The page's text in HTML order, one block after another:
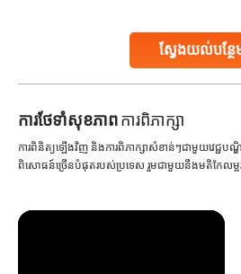
ស្វែងយល់បន្ថែ
Studies, such as one published
ការ​ថែទាំ​សុខភាពការពិភាក្សា
ការពិនិត្យឡើងវិញ និងការពិភាក្សាសំខាន់ៗជាមួយវេជ្ជ
ពិសោធន៍ច្រើនបំផុតរបស់ប្រទេស រួមជាមួយនឹងមតិកែលម្អ